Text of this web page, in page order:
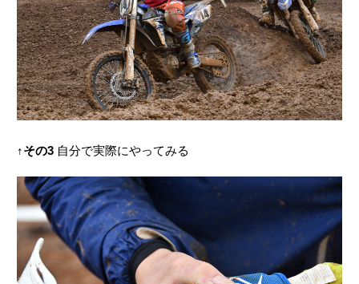
↑その3 自分で実際にやってみる